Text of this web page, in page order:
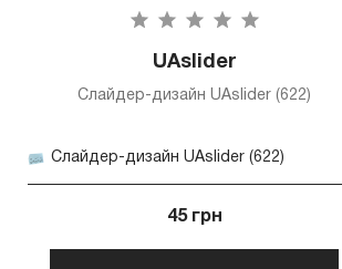
UAslider
Слайдер-дизайн UAslider (622)
Слайдер-дизайн UAslider (622)
45 грн